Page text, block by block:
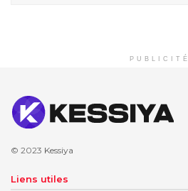
PUBLICITÉ
© 2023 Kessiya
Liens utiles